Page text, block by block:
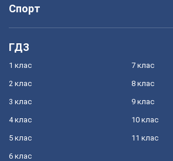
Спорт
ГДЗ
1 клас
2 клас
3 клас
4 клас
5 клас
6 клас
7 клас
8 клас
9 клас
10 клас
11 клас